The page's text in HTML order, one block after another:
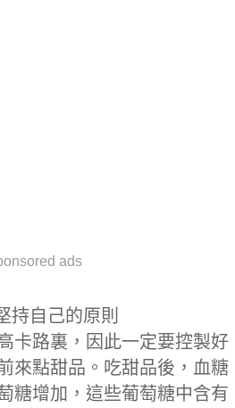
ads
持自己的原則
卡路裏，因此一定要控製好
來點甜品。吃甜品後，血糖
糖增加，這些葡萄糖中含有